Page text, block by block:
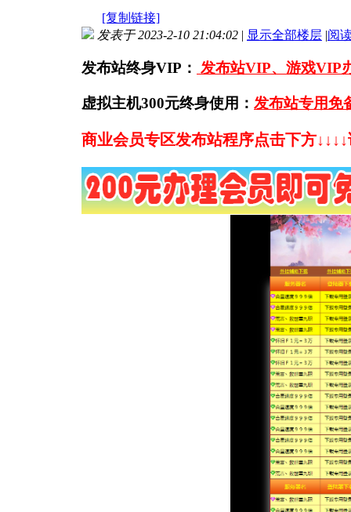
[复制链接]
发表于 2023-2-10 21:04:02 | 显示全部楼层 |阅
发布站终身VIP： 发布站VIP、游戏VIP
虚拟主机300元终身使用： 发布站专用免
商业会员专区发布站程序点击下方